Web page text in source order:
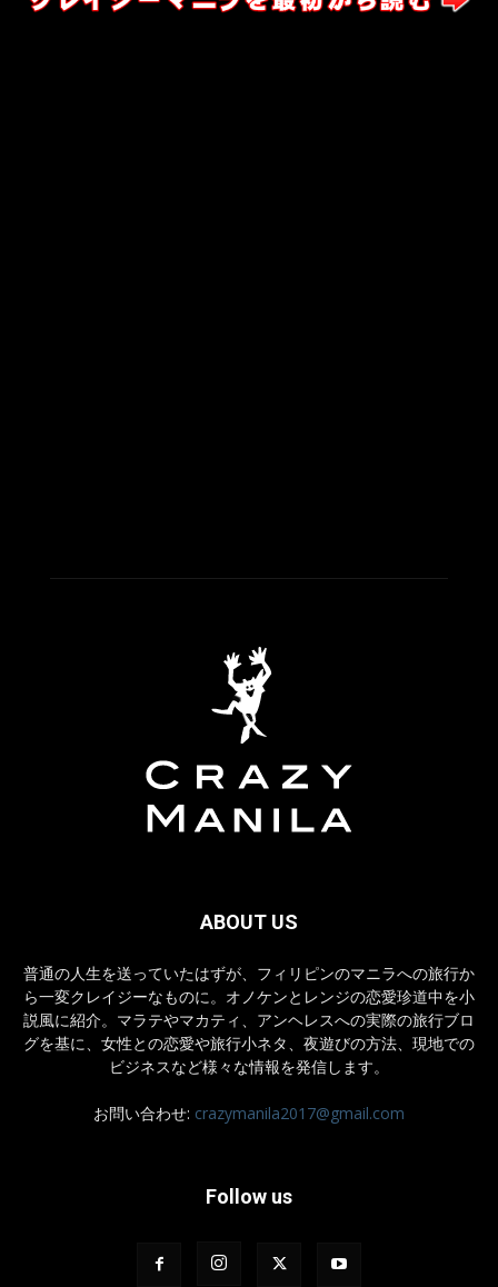
ABOUT US
普通の人生を送っていたはずが、フィリピンのマニラへの旅行か
ら一変クレイジーなものに。オノケンとレンジの恋愛珍道中を小
説風に紹介。マラテやマカティ、アンヘレスへの実際の旅行ブロ
グを基に、女性との恋愛や旅行小ネタ、夜遊びの方法、現地での
ビジネスなど様々な情報を発信します。
お問い合わせ: crazymanila2017@gmail.com
Follow us